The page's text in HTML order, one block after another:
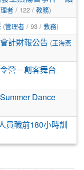
者 / 122 / 教務)
(管理者 / 93 / 教務)
計財報公告 (王海燕
營－創客舞台
Dance
員職前180小時訓